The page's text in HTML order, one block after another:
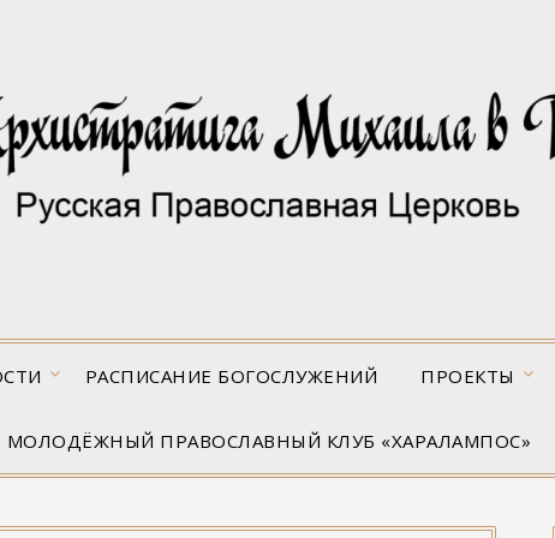
РАСПИСАНИЕ БОГОСЛУЖЕНИЙ ПРОЕКТЫ
МОЛОДЁЖНЫЙ ПРАВОСЛАВНЫЙ КЛУБ «ХАРАЛАМПОС»